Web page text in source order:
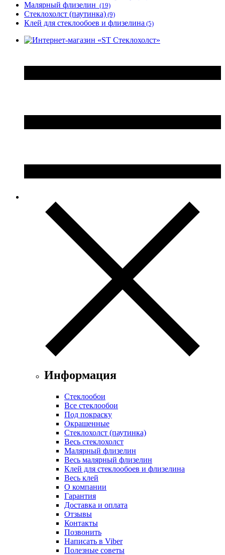
Малярный флизелин (19)
Стеклохолст (паутинка) (9)
Клей для стеклообоев и флизелина (5)
Информация
Стеклообои
Все стеклообои
Под покраску
Окрашенные
Стеклохолст (паутинка)
Весь стеклохолст
Малярный флизелин
Весь малярный флизелин
Клей для стеклообоев и флизелина
Весь клей
О компании
Гарантия
Доставка и оплата
Отзывы
Контакты
Позвонить
Написать в Viber
Полезные советы